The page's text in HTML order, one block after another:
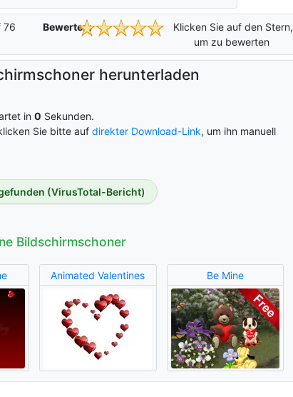
76
Bewerten:
Klicken Sie auf den Stern,
um zu bewerten
herunterladen
in 0 Sekunden.
Sie bitte auf direkter Download-Link, um ihn manuell
(VirusTotal-Bericht)
Bildschirmschoner
Animated Valentines Be Mine